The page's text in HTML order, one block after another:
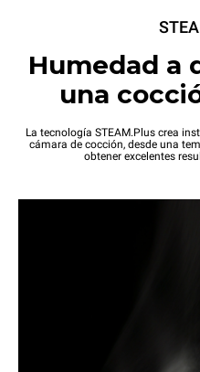
Humedad a
una
La tecnología STEAM.Plus crea
cámara de cocción, desde una
obtener excelentes